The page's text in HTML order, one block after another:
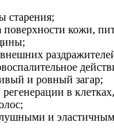
старения;
поверхности кожи,
и ровный загар;
регенерации в
и